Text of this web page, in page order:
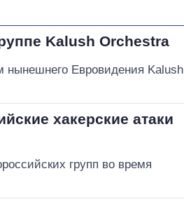
Kalush Orchestra
нынешнего Евровидения Kalush
хакерские атаки
групп во время